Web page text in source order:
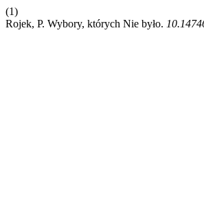
(1)
Rojek, P. Wybory, których Nie było.